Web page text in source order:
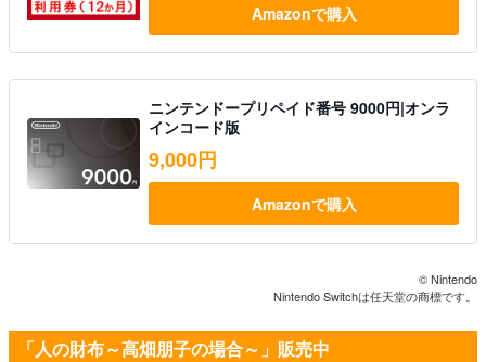
Amazonで購入
ニンテンドープリペイド番号 9000円|オンラ
インコード版
9,000円
Amazonで購入
© Nintendo
Nintendo Switchは任天堂の商標です。
「人の財布～高畑朋子の場合～」販売中